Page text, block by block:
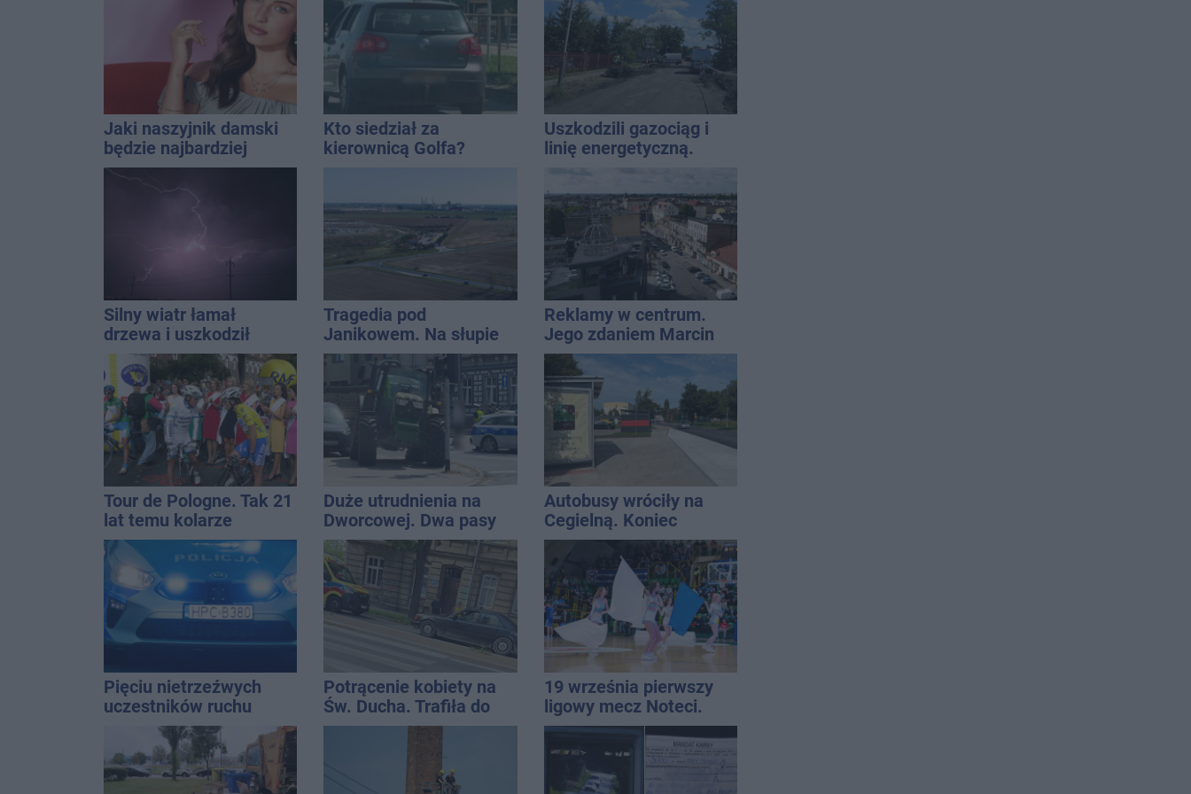
Jaki naszyjnik damski
będzie najbardziej
uniwersalny? Modele,
które pasują do wielu
Kto siedział za
kierownicą Golfa?
Uszkodzili gazociąg i
linię energetyczną.
Interweniowały służby
Silny wiatr łamał
drzewa i uszkodził
dach. To nie koniec
ostrzeżeń
Tragedia pod
Janikowem. Na słupie
energetycznym
znaleziono ciało
mężczyzny
Reklamy w centrum.
Jego zdaniem Marcin
Wroński jest w błędzie
[akt.]
Tour de Pologne. Tak 21
lat temu kolarze
startowali z
Inowrocławia
Duże utrudnienia na
Dworcowej. Dwa pasy
blokowała przyczepa od
ciągnika
Autobusy wróciły na
Cegielną. Koniec
remontu zatok
Pięciu nietrzeźwych
uczestników ruchu
wpadło w ręce policji.
Rekordzista miał 2,6
promila
Potrącenie kobiety na
Św. Ducha. Trafiła do
szpitala
19 września pierwszy
ligowy mecz Noteci.
Znamy cały terminarz